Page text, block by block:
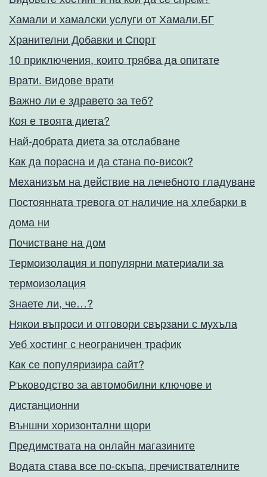
Хамали и хамалски услуги от Хамали.БГ
Хранителни Добавки и Спорт
10 приключения, които трябва да опитате
Врати. Видове врати
Важно ли е здравето за теб?
Коя е твоята диета?
Най-добрата диета за отслабване
Как да порасна и да стана по-висок?
Механизъм на действие на лечебното гладуване
Постоянната тревога от наличие на хлебарки в
дома ни
Почистване на дом
Термоизолация и популярни материали за
термоизолация
Знаете ли, че…?
Някои въпроси и отговори свързани с мухъла
Уеб хостинг с неограничен трафик
Как се популяризира сайт?
Ръководство за автомобилни ключове и
дистанционни
Външни хоризонтални щори
Предимствата на онлайн магазините
Водата става все по-скъпа, пречиствателните